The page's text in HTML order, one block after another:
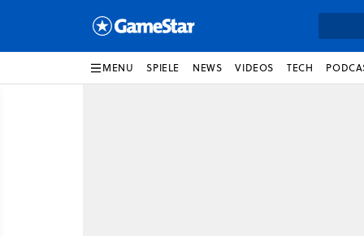
MENU SPIELE NEWS VIDEOS TECH